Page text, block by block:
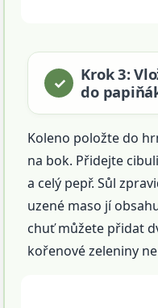
Krok 3:
do
Koleno položte do
na bok. Přidejte
a celý pepř. Sůl
uzené maso jí
chuť můžete přidat
kořenové zeleniny